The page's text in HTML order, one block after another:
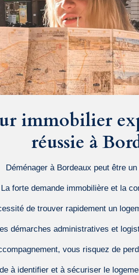
immobilier
réussie à
Déménager à Bordeaux peut être
La forte demande immobilière et la
de trouver rapidement un
démarches administratives et
vous risquez de
à identifier et à sécuriser le